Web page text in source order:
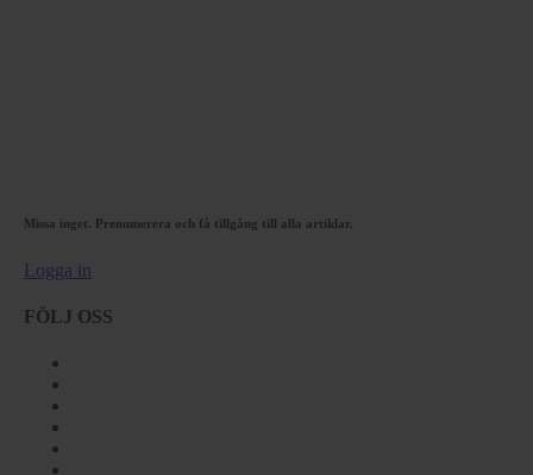
Missa inget. Prenumerera och få tillgång till alla artiklar.
Logga in
FÖLJ OSS